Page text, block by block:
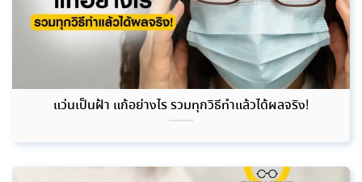
แว่นเป็นฝ้า แก้อย่างไร รวมทุกวิธีทำแล้วได้ผลจริง!